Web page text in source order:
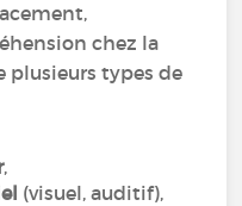
chez la
plusieurs types de
,
(visuel, auditif),